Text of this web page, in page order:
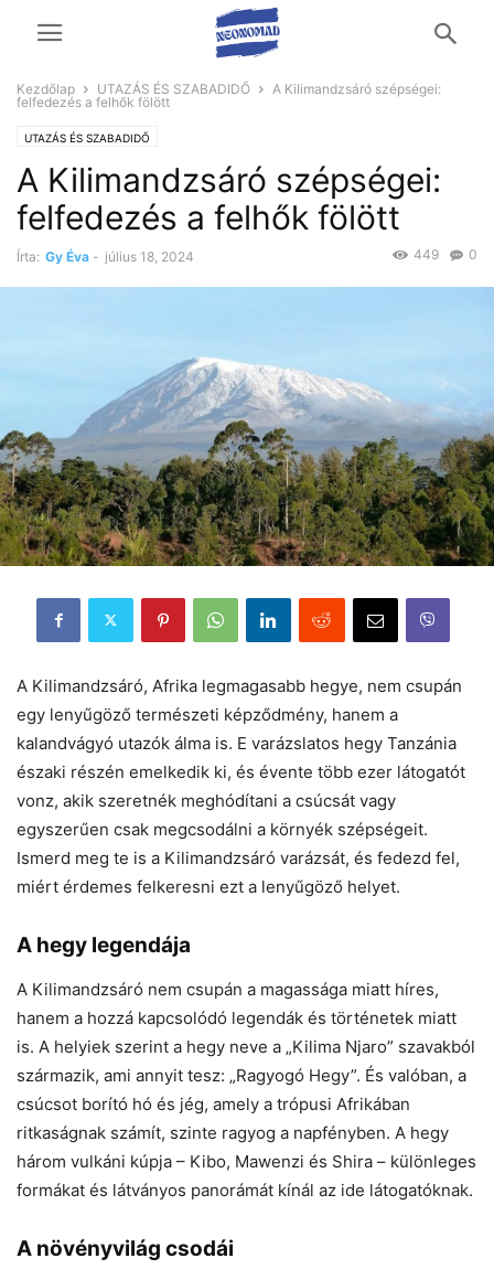
Kezdőlap UTAZÁS ÉS SZABADIDŐ
A Kilimandzsáró szépségei:
felfedezés a felhők fölött
UTAZÁS ÉS SZABADIDŐ
A Kilimandzsáró szépségei:
felfedezés a felhők fölött
Írta: Gy Éva - július 18, 2024 0
449
A Kilimandzsáró, Afrika legmagasabb hegye, nem csupán
egy lenyűgöző természeti képződmény, hanem a
kalandvágyó utazók álma is. E varázslatos hegy Tanzánia
északi részén emelkedik ki, és évente több ezer látogatót
vonz, akik szeretnék meghódítani a csúcsát vagy
egyszerűen csak megcsodálni a környék szépségeit.
Ismerd meg te is a Kilimandzsáró varázsát, és fedezd fel,
miért érdemes felkeresni ezt a lenyűgöző helyet.
A hegy legendája
A Kilimandzsáró nem csupán a magassága miatt híres,
hanem a hozzá kapcsolódó legendák és történetek miatt
is. A helyiek szerint a hegy neve a „Kilima Njaro” szavakból
származik, ami annyit tesz: „Ragyogó Hegy”. És valóban, a
csúcsot borító hó és jég, amely a trópusi Afrikában
ritkaságnak számít, szinte ragyog a napfényben. A hegy
három vulkáni kúpja – Kibo, Mawenzi és Shira – különleges
formákat és látványos panorámát kínál az ide látogatóknak.
A növényvilág csodái